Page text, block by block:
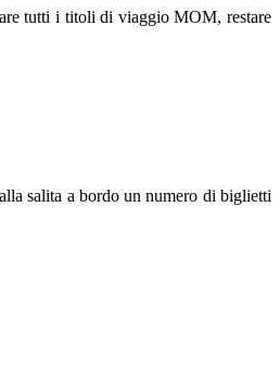
tutti i titoli di viaggio MOM, restare
salita a bordo un numero di biglietti